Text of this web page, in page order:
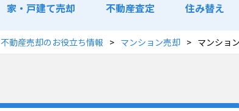
家・戸建て売却 不動産査定 住み替え
不動産売却のお役立ち情報 マンション売却 マンショ